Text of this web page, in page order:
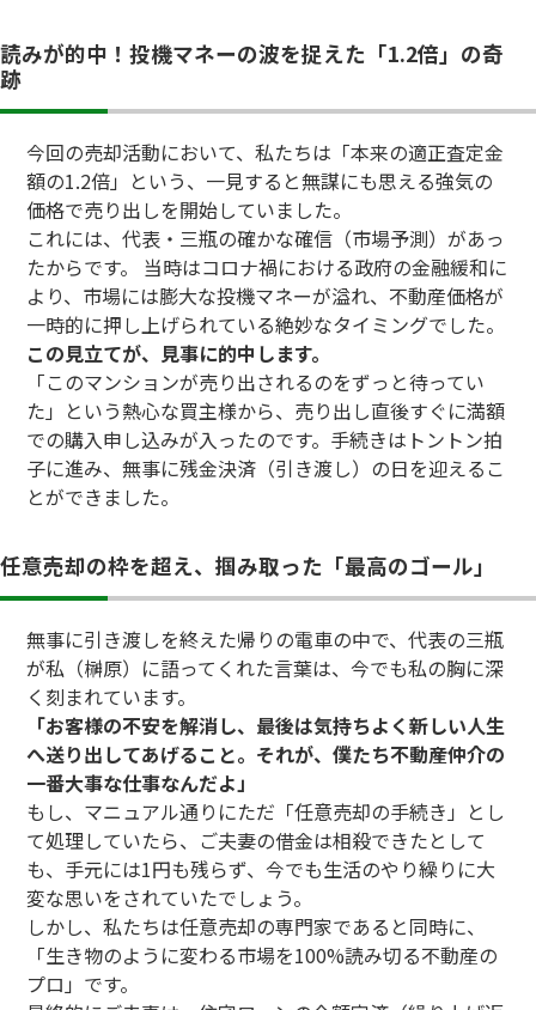
読みが的中！投機マネーの波を捉えた「1.2倍」の奇
跡
今回の売却活動において、私たちは「本来の適正査定金
額の1.2倍」という、一見すると無謀にも思える強気の
価格で売り出しを開始していました。
これには、代表・三瓶の確かな確信（市場予測）があっ
たからです。 当時はコロナ禍における政府の金融緩和に
より、市場には膨大な投機マネーが溢れ、不動産価格が
一時的に押し上げられている絶妙なタイミングでした。
この見立てが、見事に的中します。
「このマンションが売り出されるのをずっと待ってい
た」という熱心な買主様から、売り出し直後すぐに満額
での購入申し込みが入ったのです。手続きはトントン拍
子に進み、無事に残金決済（引き渡し）の日を迎えるこ
とができました。
任意売却の枠を超え、掴み取った「最高のゴール」
無事に引き渡しを終えた帰りの電車の中で、代表の三瓶
が私（榊原）に語ってくれた言葉は、今でも私の胸に深
く刻まれています。
「お客様の不安を解消し、最後は気持ちよく新しい人生
へ送り出してあげること。それが、僕たち不動産仲介の
一番大事な仕事なんだよ」
もし、マニュアル通りにただ「任意売却の手続き」とし
て処理していたら、ご夫妻の借金は相殺できたとして
も、手元には1円も残らず、今でも生活のやり繰りに大
変な思いをされていたでしょう。
しかし、私たちは任意売却の専門家であると同時に、
「生き物のように変わる市場を100%読み切る不動産の
プロ」です。